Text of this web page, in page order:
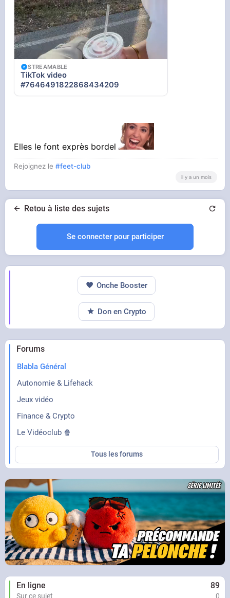
STREAMABLE
TikTok video
#7646491822868434209
Elles le font exprès bordel
Rejoignez le#feet-club
il y a un mois
Retou à liste des sujets
Se connecter pour participer
Forums
Blabla Général
Autonomie & Lifehack
Jeux vidéo
Finance & Crypto
Le Vidéoclub 🍿
Tous les forums
En ligne 89
Sur ce sujet 0
Onche Booster
Don en Crypto